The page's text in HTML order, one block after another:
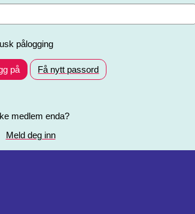
pålogging
på Få nytt passord
medlem enda?
Meld deg inn